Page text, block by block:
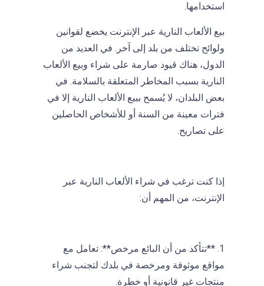
استخدامها.
بيع الألعاب النارية عبر الإنترنت يخضع لقوانين
ولوائح تختلف من بلد إلى آخر. في العديد من
الدول، هناك قيود صارمة على شراء وبيع الألعاب
النارية بسبب المخاطر المتعلقة بالسلامة. في
بعض البلدان، لا يُسمح ببيع الألعاب النارية إلا في
فترات معينة من السنة أو للأشخاص الحاصلين
على تصاريح.
إذا كنت ترغب في شراء الألعاب النارية عبر
الإنترنت، من المهم أن:
1. **تتأكد من أن البائع مرخص**: تعامل مع
مواقع موثوقة ومرخصة في بلدك لتجنب شراء
منتجات غير قانونية أو خطرة.